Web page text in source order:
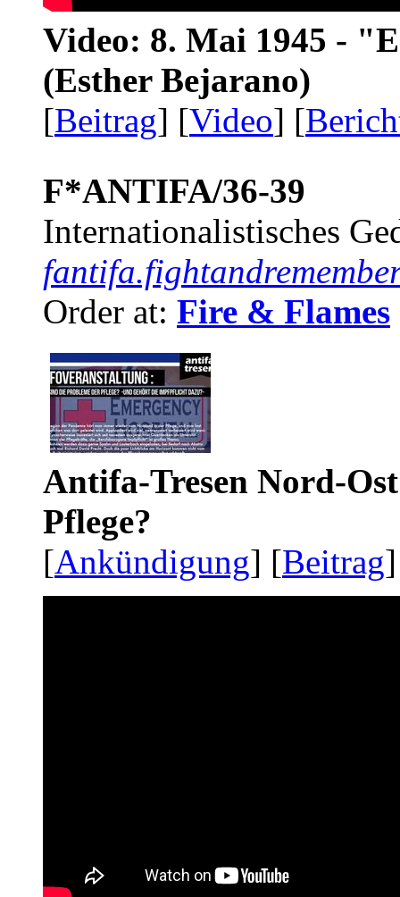
Video: 8. Mai 1945 -
(Esther Bejarano)
[Beitrag] [Video] [
F*ANTIFA/36-39
Internationalistisches
Order at: Fire & Flames
Antifa-Tresen Nord-
Pflege?
[Ankündigung] [Beitrag